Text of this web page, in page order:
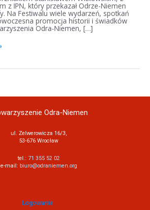
z IPN, który przekazał Odrze-Niemen
Na Festiwalu wiele wydarzeń, spotkań
promocja historii i świadków
Odra-Niemen, […]
Odra-Niemen
ul. Zelwerowicza 16/3,
53-676 Wrocław
tel.: 71 355 52 02
e-mail: biuro@odraniemen.org
Logowanie